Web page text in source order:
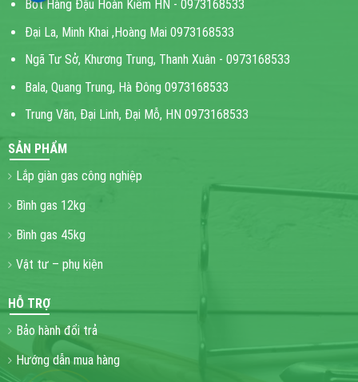
Bốt Hàng Đậu Hoàn Kiếm HN - 0973168533
Đại La, Minh Khai ,Hoàng Mai 0973168533
Ngã Tư Sở, Khương Trung, Thanh Xuân - 0973168533
Bala, Quang Trung, Hà Đông 0973168533
Trung Văn, Đại Linh, Đại Mỗ, HN 0973168533
SẢN PHẨM
Lắp giàn gas công nghiệp
Bình gas 12kg
Bình gas 45kg
Vật tư – phụ kiện
HỖ TRỢ
Bảo hành đổi trả
Hướng dẫn mua hàng